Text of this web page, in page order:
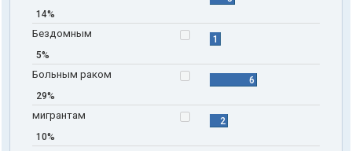
14%
Бездомным
1
5%
Больным раком
6
29%
мигрантам
2
10%